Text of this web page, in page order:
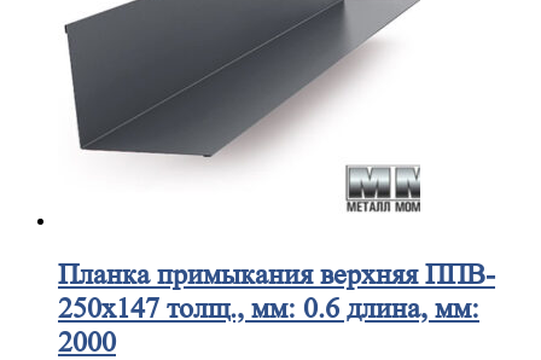
Планкапримыкания верхняя ППВ-
250х147 толщ., мм: 0.6 длина, мм:
2000